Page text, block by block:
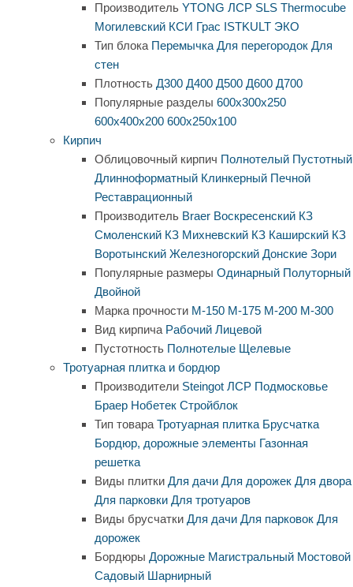
Производитель YTONG ЛСР SLS Thermocube
Могилевский КСИ Грас ISTKULT ЭКО
Тип блока Перемычка Для перегородок Для
стен
Плотность Д300 Д400 Д500 Д600 Д700
Популярные разделы 600х300х250
600х400х200 600х250х100
Кирпич
Облицовочный кирпич Полнотелый Пустотный
Длинноформатный Клинкерный Печной
Реставрационный
Производитель Braer Воскресенский КЗ
Смоленский КЗ Михневский КЗ Каширский КЗ
Воротынский Железногорский Донские Зори
Популярные размеры Одинарный Полуторный
Двойной
Марка прочности М-150 М-175 М-200 М-300
Вид кирпича Рабочий Лицевой
Пустотность Полнотелые Щелевые
Тротуарная плитка и бордюр
Производители Steingot ЛСР Подмосковье
Браер Нобетек Стройблок
Тип товара Тротуарная плитка Брусчатка
Бордюр, дорожные элементы Газонная
решетка
Виды плитки Для дачи Для дорожек Для двора
Для парковки Для тротуаров
Виды брусчатки Для дачи Для парковок Для
дорожек
Бордюры Дорожные Магистральный Мостовой
Садовый Шарнирный